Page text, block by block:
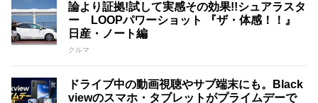
論より証拠!試して実感その効果!!シュアラスタ
ー LOOPパワーショット 『ザ・体感！！』
日産・ノート編
クルマ
ドライブ中の動画視聴やサブ端末にも。Black
viewのスマホ・タブレットがプライムデーで